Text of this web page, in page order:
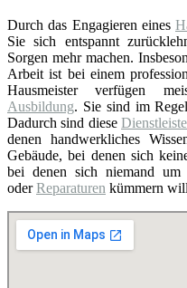
Durch das Engagieren eines
Sie sich entspannt
Sorgen mehr machen.
Arbeit ist bei einem
Hausmeister verfügen
Ausbildung. Sie sind im
Dadurch sind diese
denen handwerkliches
Gebäude, bei denen sich
bei denen sich niemand um
oderReparaturen kümmern